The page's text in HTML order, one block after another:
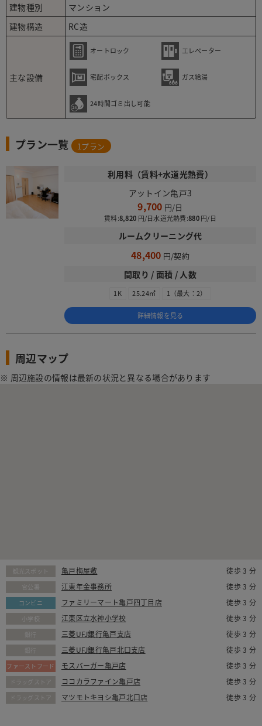
建物種別
マンション
建物構造
RC造
主な設備
オートロック エレベーター
宅配ボックス ガス給湯
24時間ゴミ出し可能
プラン一覧 1プラン
利用料（賃料+水道光熱費）
アットイン亀戸3
9,700
賃料:8,820 水道光熱費:880
ルームクリーニング代
48,400
間取り / 面積 / 人数
1K 25.24㎡ 1（最大：2）
詳細情報を見る
周辺マップ
※ 周辺施設の情報は最新の状況と異なる場合があります
観光スポット 亀戸梅屋敷 徒歩 3 分
官公署 江東年金事務所 徒歩 3 分
コンビニ ファミリーマート亀戸四丁目店 徒歩 3 分
小学校 江東区立水神小学校 徒歩 3 分
銀行 三菱UFJ銀行亀戸支店 徒歩 3 分
銀行 三菱UFJ銀行亀戸北口支店 徒歩 3 分
ファーストフード モスバーガー亀戸店 徒歩 3 分
ドラッグストア ココカラファイン亀戸店 徒歩 3 分
ドラッグストア マツモトキヨシ亀戸北口店 徒歩 3 分